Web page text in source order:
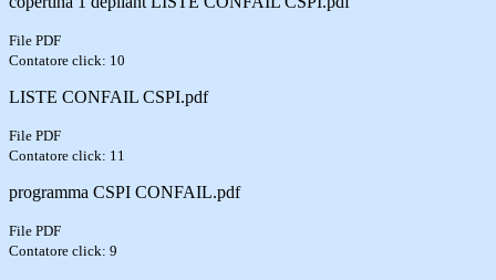
File PDF
Contatore click: 10
LISTE CONFAIL CSPI.pdf
File PDF
Contatore click: 11
programma CSPI CONFAIL.pdf
File PDF
Contatore click: 9